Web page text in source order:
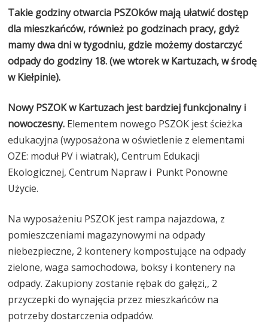
Takie godziny otwarcia PSZOków mają ułatwić dostęp
dla mieszkańców, również po godzinach pracy, gdyż
mamy dwa dni w tygodniu, gdzie możemy dostarczyć
odpady do godziny 18. (we wtorek w Kartuzach, w środę
w Kiełpinie).
Nowy PSZOK w Kartuzach jest bardziej funkcjonalny i
nowoczesny. Elementem nowego PSZOK jest ścieżka
edukacyjna (wyposażona w oświetlenie z elementami
OZE: moduł PV i wiatrak), Centrum Edukacji
Ekologicznej, Centrum Napraw i Punkt Ponowne
Użycie.
Na wyposażeniu PSZOK jest rampa najazdowa, z
pomieszczeniami magazynowymi na odpady
niebezpieczne, 2 kontenery kompostujące na odpady
zielone, waga samochodowa, boksy i kontenery na
odpady. Zakupiony zostanie rębak do gałęzi,, 2
przyczepki do wynajęcia przez mieszkańców na
potrzeby dostarczenia odpadów.